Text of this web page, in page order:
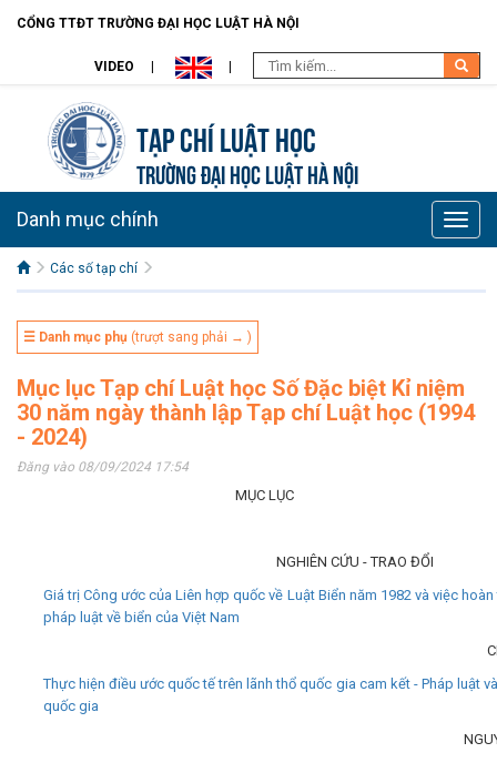
CỔNG TTĐT TRƯỜNG ĐẠI HỌC LUẬT HÀ NỘI
VIDEO
Tạp chí Luật học
TRƯỜNG ĐẠI HỌC LUẬT HÀ NỘI
Toggle
Danh mục chính
Các số tạp chí
☰ Danh mục phụ (trượt sang phải → )
Mục lục Tạp chí Luật học Số Đặc biệt Kỉ niệm
30 năm ngày thành lập Tạp chí Luật học (1994
- 2024)
Đăng vào 08/09/2024 17:54
MỤC LỤC
NGHIÊN CỨU - TRAO ĐỔI
Giá trị Công ước của Liên hợp quốc về Luật Biển năm 1982 và việc
pháp luật về biển của Việt Nam
Thực hiện điều ước quốc tế trên lãnh thổ quốc gia cam kết - Pháp luật
quốc gia